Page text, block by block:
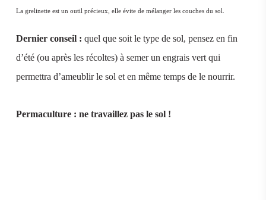
La grelinette est un outil précieux, elle évite de mélanger les couches du sol.
Dernier conseil : quel que soit le type de sol, pensez en fin
d’été (ou après les récoltes) à semer un engrais vert qui
permettra d’ameublir le sol et en même temps de le nourrir.
Permaculture : ne travaillez pas le sol !